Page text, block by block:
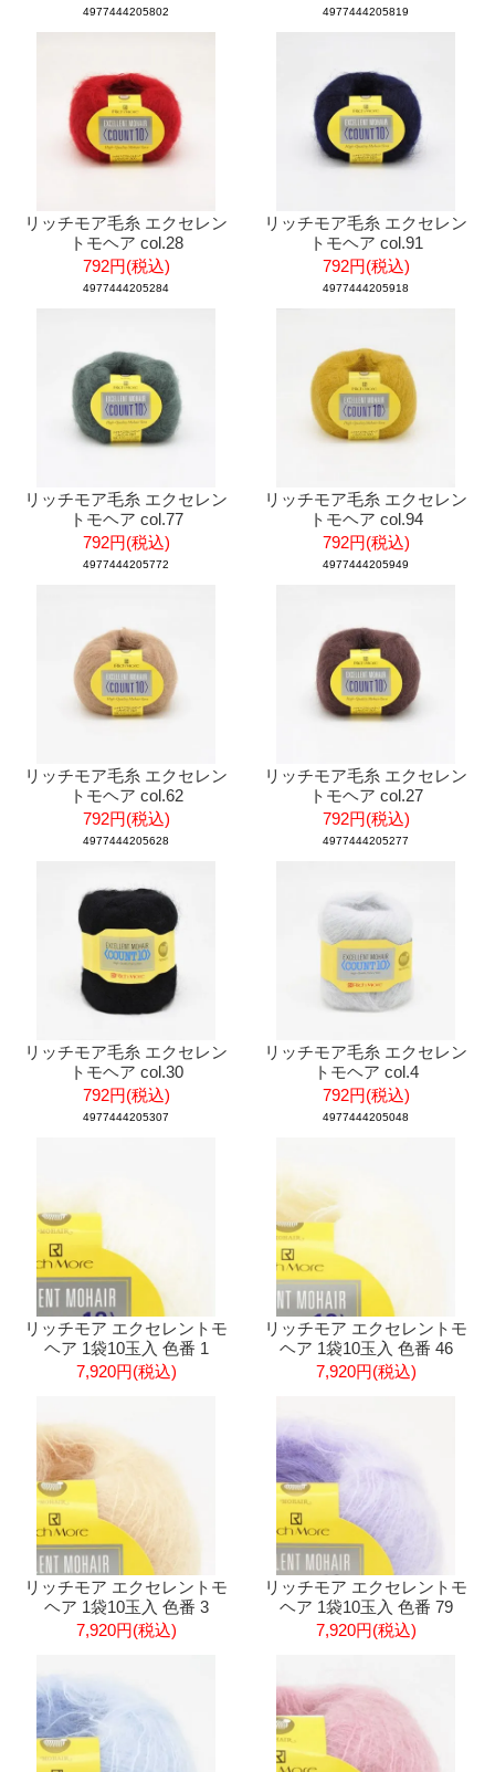
4977444205802 4977444205819
リッチモア毛糸 エクセレン
トモヘア col.28
792円(税込)
4977444205284
リッチモア毛糸 エクセレン
トモヘア col.91
792円(税込)
4977444205918
リッチモア毛糸 エクセレン
トモヘア col.77
792円(税込)
4977444205772
リッチモア毛糸 エクセレン
トモヘア col.94
792円(税込)
4977444205949
リッチモア毛糸 エクセレン
トモヘア col.62
792円(税込)
4977444205628
リッチモア毛糸 エクセレン
トモヘア col.27
792円(税込)
4977444205277
リッチモア毛糸 エクセレン
トモヘア col.30
792円(税込)
4977444205307
リッチモア毛糸 エクセレン
トモヘア col.4
792円(税込)
4977444205048
リッチモア エクセレントモ
ヘア 1袋10玉入 色番 1
7,920円(税込)
リッチモア エクセレントモ
ヘア 1袋10玉入 色番 46
7,920円(税込)
リッチモア エクセレントモ
ヘア 1袋10玉入 色番 3
7,920円(税込)
リッチモア エクセレントモ
ヘア 1袋10玉入 色番 79
7,920円(税込)